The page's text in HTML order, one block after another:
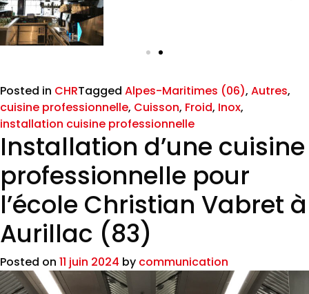
Posted in CHRTagged Alpes-Maritimes (06), Autres,
cuisine professionnelle, Cuisson, Froid, Inox,
installation cuisine professionnelle
Installation d’une cuisine
professionnelle pour
l’école Christian Vabret à
Aurillac (83)
Posted on 11 juin 2024 by communication